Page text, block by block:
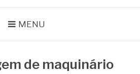
MENU
de maquinário